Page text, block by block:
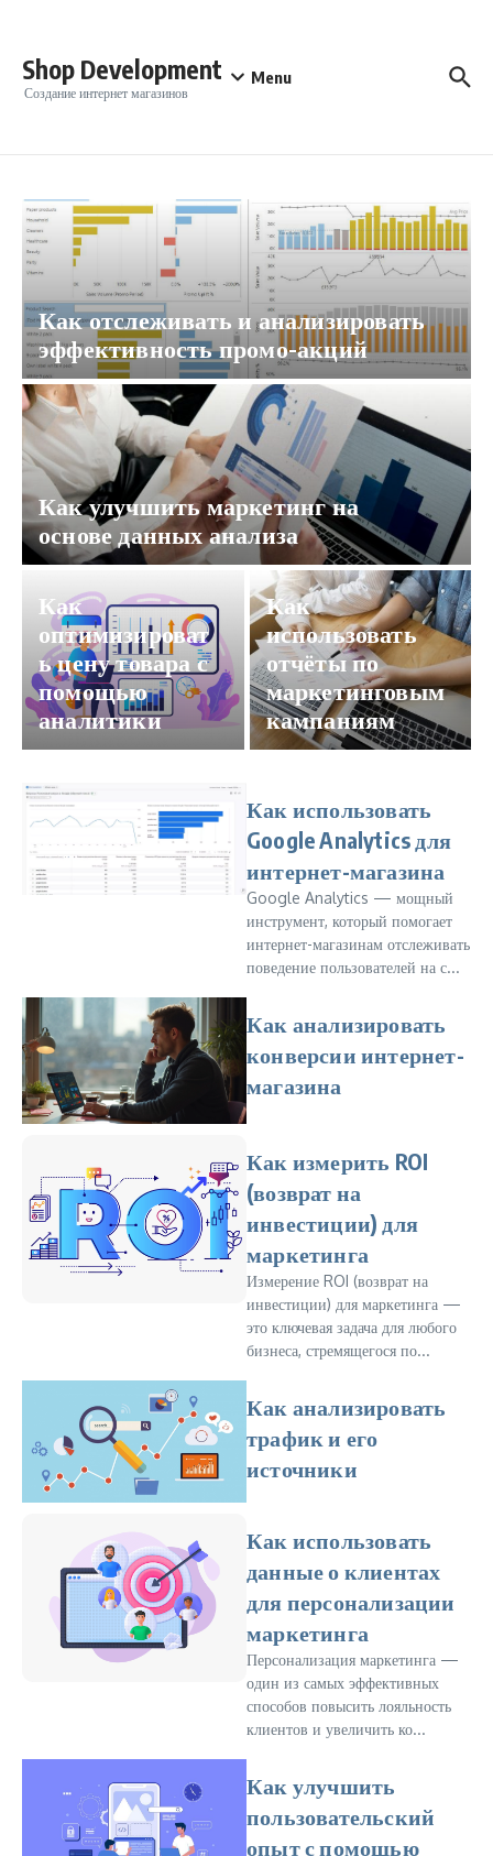
Shop Development
Создание интернет магазинов
Menu
Как отслеживать и анализировать
эффективность промо-акций
Как улучшить маркетинг на
основе данных анализа
Как
оптимизироват
ь цену товара с
помощью
аналитики
Как
использовать
отчёты по
маркетинговым
кампаниям
Как использовать
Google Analytics для
интернет-магазина
Google Analytics — мощный
инструмент, который помогает
интернет-магазинам отслеживать
поведение пользователей на с...
Как анализировать
конверсии интернет-
магазина
Как измерить ROI
(возврат на
инвестиции) для
маркетинга
Измерение ROI (возврат на
инвестиции) для маркетинга —
это ключевая задача для любого
бизнеса, стремящегося по...
Как анализировать
трафик и его
источники
Как использовать
данные о клиентах
для персонализации
маркетинга
Персонализация маркетинга —
один из самых эффективных
способов повысить лояльность
клиентов и увеличить ко...
Как улучшить
пользовательский
опыт с помощью